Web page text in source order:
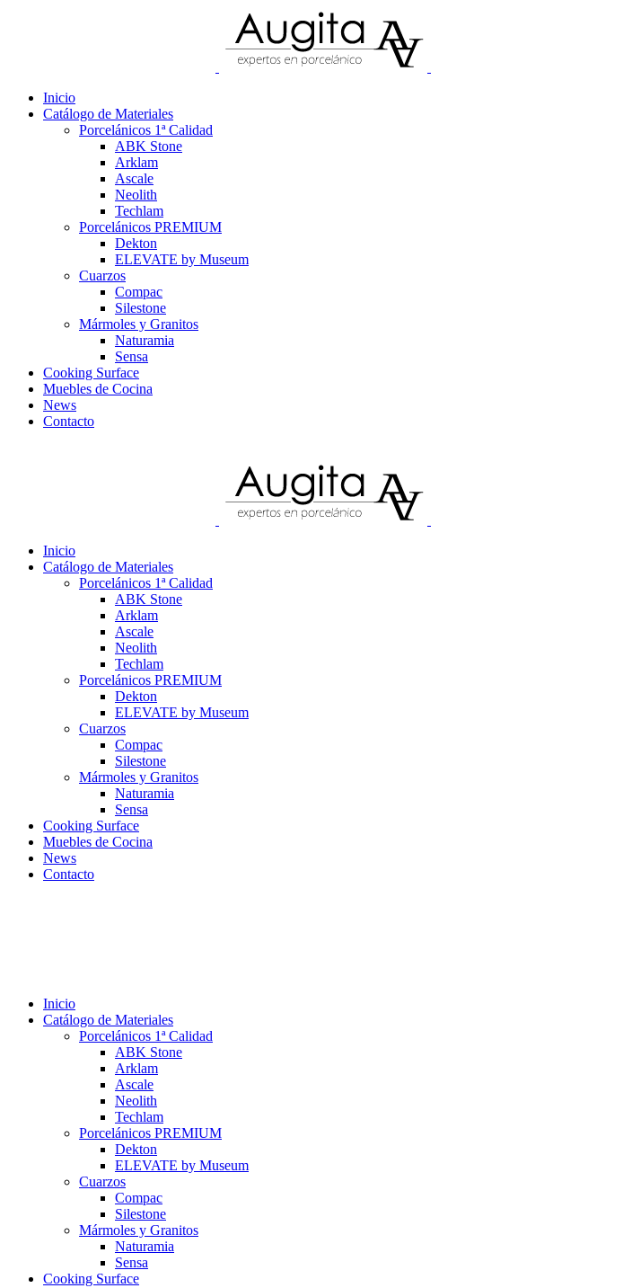
Inicio
Catálogo de Materiales
Porcelánicos 1ª Calidad
ABK Stone
Arklam
Ascale
Neolith
Techlam
Porcelánicos PREMIUM
Dekton
ELEVATE by Museum
Cuarzos
Compac
Silestone
Mármoles y Granitos
Naturamia
Sensa
Cooking Surface
Muebles de Cocina
News
Contacto
Inicio
Catálogo de Materiales
Porcelánicos 1ª Calidad
ABK Stone
Arklam
Ascale
Neolith
Techlam
Porcelánicos PREMIUM
Dekton
ELEVATE by Museum
Cuarzos
Compac
Silestone
Mármoles y Granitos
Naturamia
Sensa
Cooking Surface
Muebles de Cocina
News
Contacto
Inicio
Catálogo de Materiales
Porcelánicos 1ª Calidad
ABK Stone
Arklam
Ascale
Neolith
Techlam
Porcelánicos PREMIUM
Dekton
ELEVATE by Museum
Cuarzos
Compac
Silestone
Mármoles y Granitos
Naturamia
Sensa
Cooking Surface